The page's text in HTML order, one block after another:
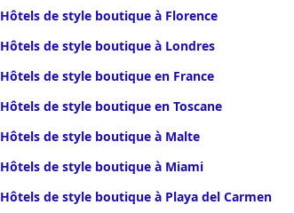
Hôtels de style boutique à Florence
Hôtels de style boutique à Londres
Hôtels de style boutique en France
Hôtels de style boutique en Toscane
Hôtels de style boutique à Malte
Hôtels de style boutique à Miami
Hôtels de style boutique à Playa del Carmen